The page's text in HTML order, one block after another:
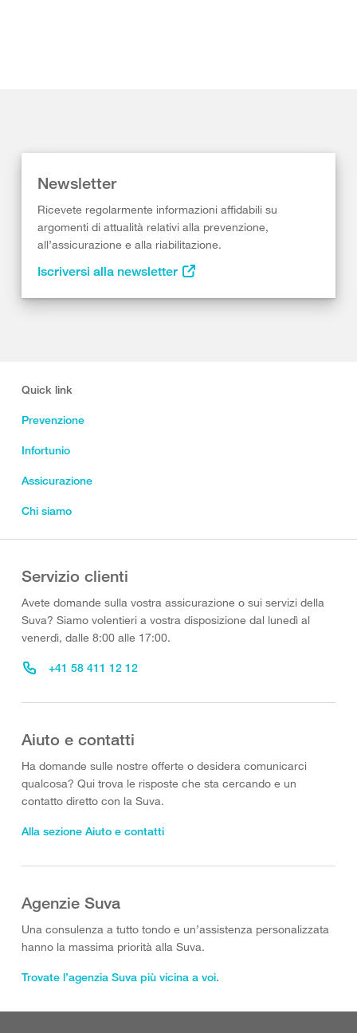
Newsletter
Ricevete regolarmente informazioni affidabili su
argomenti di attualità relativi alla prevenzione,
all’assicurazione e alla riabilitazione.
Iscriversi alla newsletter
Quick link
Prevenzione
Infortunio
Assicurazione
Chi siamo
Servizio clienti
Avete domande sulla vostra assicurazione o sui servizi della
Suva? Siamo volentieri a vostra disposizione dal lunedì al
venerdì, dalle 8:00 alle 17:00.
+41 58 411 12 12
Aiuto e contatti
Ha domande sulle nostre offerte o desidera comunicarci
qualcosa? Qui trova le risposte che sta cercando e un
contatto diretto con la Suva.
Alla sezione Aiuto e contatti
Agenzie Suva
Una consulenza a tutto tondo e un’assistenza personalizzata
hanno la massima priorità alla Suva.
Trovate l’agenzia Suva più vicina a voi.